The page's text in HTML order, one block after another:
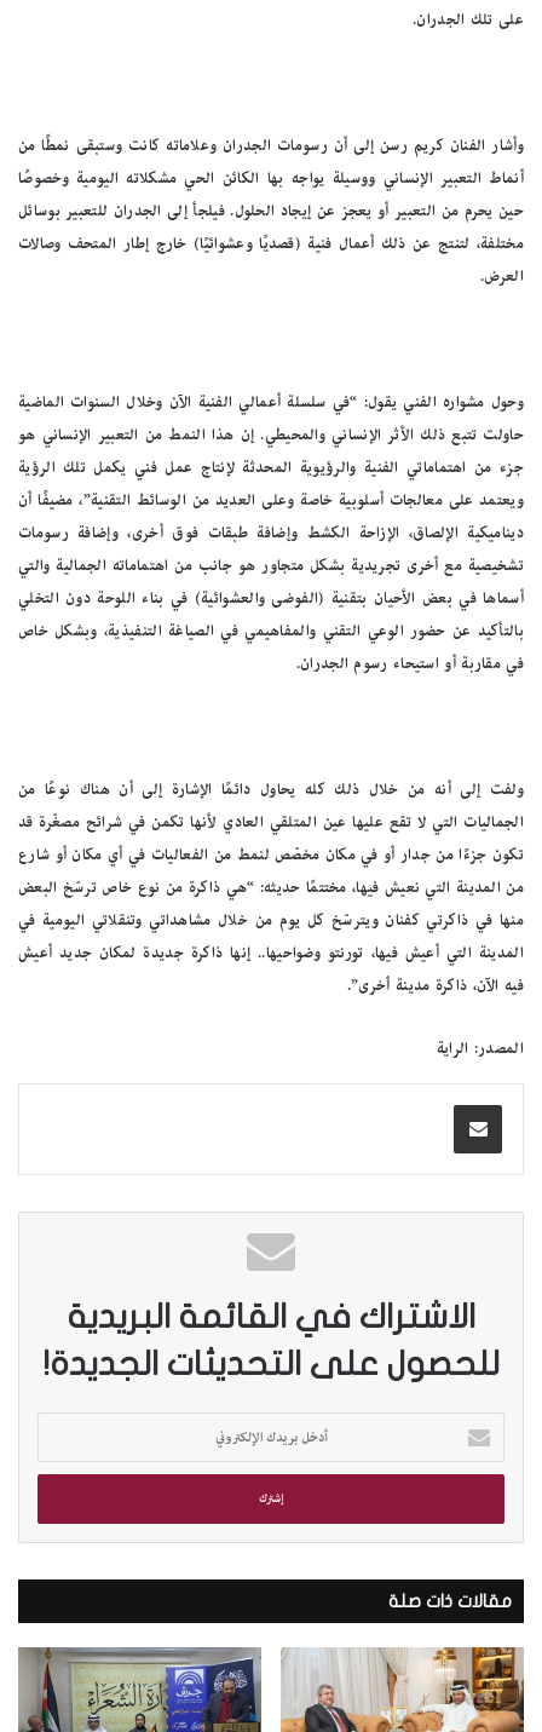
على تلك الجدران.
وأشار الفنان كريم رسن إلى أن رسومات الجدران وعلاماته كانت وستبقى نمطًا من
أنماط التعبير الإنساني ووسيلة يواجه بها الكائن الحي مشكلاته اليومية وخصوصًا
حين يحرم من التعبير أو يعجز عن إيجاد الحلول. فيلجأ إلى الجدران للتعبير بوسائل
مختلفة، لتنتج عن ذلك أعمال فنية (قصديًا وعشوائيًا) خارج إطار المتحف وصالات
العرض.
وحول مشواره الفني يقول: “في سلسلة أعمالي الفنية الآن وخلال السنوات الماضية
حاولت تتبع ذلك الأثر الإنساني والمحيطي. إن هذا النمط من التعبير الإنساني هو
جزء من اهتماماتي الفنية والرؤيوية المحدثة لإنتاج عمل فني يكمل تلك الرؤية
ويعتمد على معالجات أسلوبية خاصة وعلى العديد من الوسائط التقنية”، مضيفًا أن
ديناميكية الإلصاق، الإزاحة الكشط وإضافة طبقات فوق أخرى، وإضافة رسومات
تشخيصية مع أخرى تجريدية بشكل متجاور هو جانب من اهتماماته الجمالية والتي
أسماها في بعض الأحيان بتقنية (الفوضى والعشوائية) في بناء اللوحة دون التخلي
بالتأكيد عن حضور الوعي التقني والمفاهيمي في الصياغة التنفيذية، وبشكل خاص
في مقاربة أو استيحاء رسوم الجدران.
ولفت إلى أنه من خلال ذلك كله يحاول دائمًا الإشارة إلى أن هناك نوعًا من
الجماليات التي لا تقع عليها عين المتلقي العادي لأنها تكمن في شرائح مصغّرة قد
تكون جزءًا من جدار أو في مكان مخصّص لنمط من الفعاليات في أي مكان أو شارع
من المدينة التي نعيش فيها، مختتمًا حديثه: “هي ذاكرة من نوع خاص ترسّخ البعض
منها في ذاكرتي كفنان ويترسّخ كل يوم من خلال مشاهداتي وتنقلاتي اليومية في
المدينة التي أعيش فيها، تورنتو وضواحيها.. إنها ذاكرة جديدة لمكان جديد أعيش
فيه الآن، ذاكرة مدينة أخرى”.
المصدر: الراية
الاشتراك في القائمة البريدية
للحصول على التحديثات الجديدة!
خ
ب
ي
د
ك
ا
ل
إ
مقالات ذات صلة